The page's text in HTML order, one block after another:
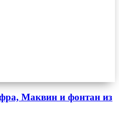
Маквин и фонтан из